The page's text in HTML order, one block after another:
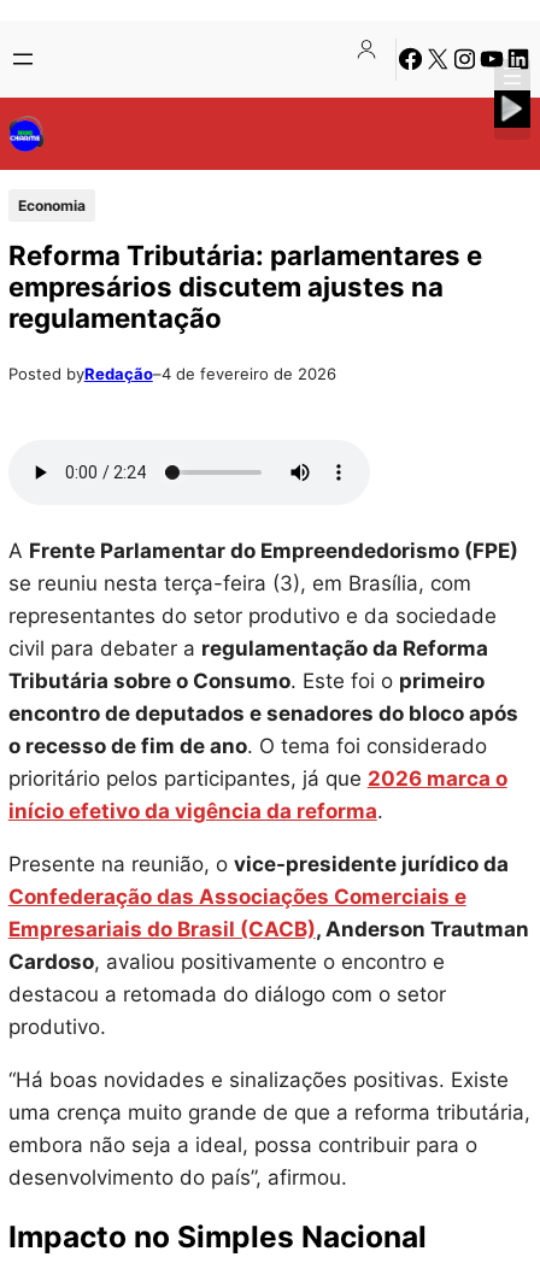
para
o
conteúdo
to
content
Facebook
X Instagram
Economia
Reforma Tributária: parlamentares e
empresários discutem ajustes na
regulamentação
Posted byRedação–4 de fevereiro de 2026
A Frente Parlamentar do Empreendedorismo (FPE)
se reuniu nesta terça-feira (3), em Brasília, com
representantes do setor produtivo e da sociedade
civil para debater a regulamentação da Reforma
Tributária sobre o Consumo. Este foi o primeiro
encontro de deputados e senadores do bloco após
o recesso de fim de ano. O tema foi considerado
prioritário pelos participantes, já que 2026 marca o
início efetivo da vigência da reforma.
Presente na reunião, o vice-presidente jurídico da
Confederação das Associações Comerciais e
Empresariais do Brasil (CACB), Anderson Trautman
Cardoso, avaliou positivamente o encontro e
destacou a retomada do diálogo com o setor
produtivo.
“Há boas novidades e sinalizações positivas. Existe
uma crença muito grande de que a reforma tributária,
embora não seja a ideal, possa contribuir para o
desenvolvimento do país”, afirmou.
Impacto no Simples Nacional